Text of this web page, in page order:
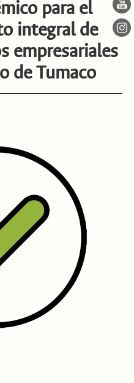
para el
integral de
empresariales
de Tumaco